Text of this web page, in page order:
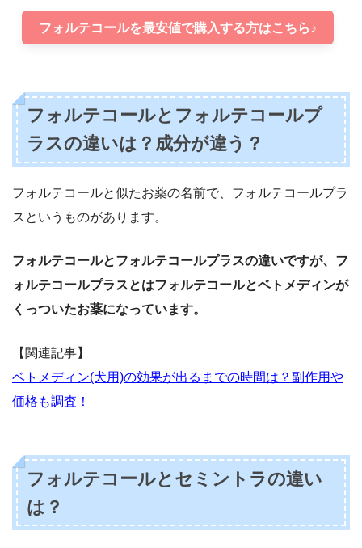
フォルテコールを最安値で購入する方はこちら♪
フォルテコールとフォルテコールプ
ラスの違いは？成分が違う？
フォルテコールと似たお薬の名前で、フォルテコールプラ
スというものがあります。
フォルテコールとフォルテコールプラスの違いですが、フ
ォルテコールプラスとはフォルテコールとベトメディンが
くっついたお薬になっています。
【関連記事】
ベトメディン(犬用)の効果が出るまでの時間は？副作用や
価格も調査！
フォルテコールとセミントラの違い
は？